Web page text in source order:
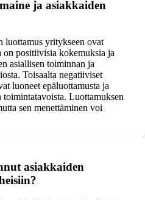
ja asiakkaiden
luottamus yritykseen ovat
on positiivisia kokemuksia ja
asiallisen toiminnan ja
Toisaalta negatiiviset
luoneet epäluottamusta ja
Luottamuksen
sen menettäminen voi
asiakkaiden